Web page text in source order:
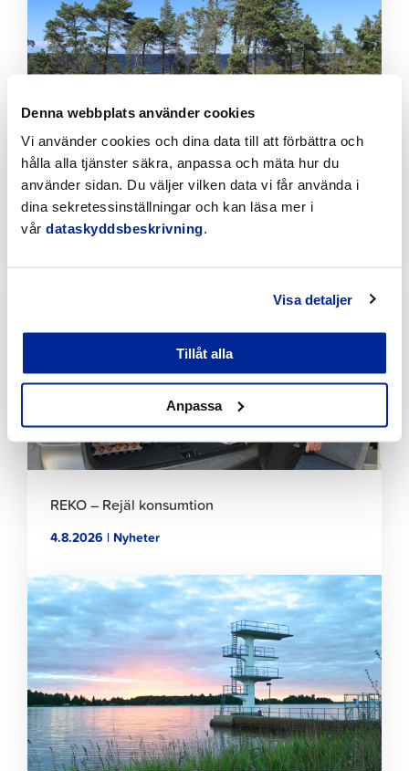
Denna webbplats använder cookies
Vi använder cookies och dina data till att förbättra och
hålla alla tjänster säkra, anpassa och mäta hur du
använder sidan. Du väljer vilken data vi får använda i
dina sekretessinställningar och kan läsa mer i
vår dataskyddsbeskrivning.
Visa detaljer
Tillåt alla
Anpassa
läsa
artikeln
Jakobstads vandringsleder erbjuder
naturupplevelser året runt
5.8.2026 | Nyheter
REKO – Rejäl konsumtion
4.8.2026 | Nyheter
Klicka
för
att
läsa
artikeln